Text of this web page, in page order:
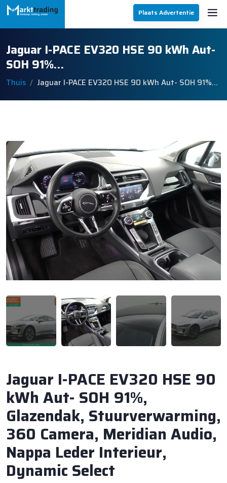
Plaats Advertentie
Jaguar I-PACE EV320 HSE 90 kWh Aut-
SOH 91%…
Thuis Jaguar I-PACE EV320 HSE 90 kWh Aut- SOH 91%…
Jaguar I-PACE EV320 HSE 90
kWh Aut- SOH 91%,
Glazendak, Stuurverwarming,
360 Camera, Meridian Audio,
Nappa Leder Interieur,
Dynamic Select